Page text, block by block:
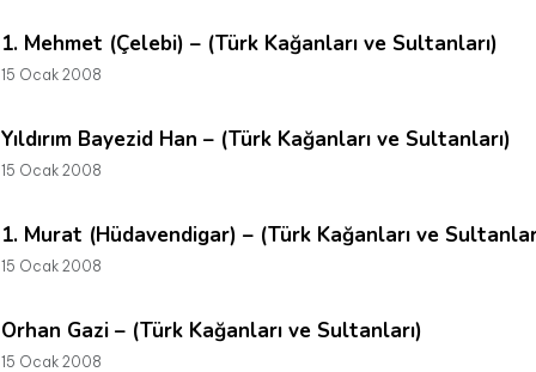
1. Mehmet (Çelebi) – (Türk Kağanları ve Sultanları)
15 Ocak 2008
Yıldırım Bayezid Han – (Türk Kağanları ve Sultanları)
15 Ocak 2008
1. Murat (Hüdavendigar) – (Türk Kağanları ve
15 Ocak 2008
Orhan Gazi – (Türk Kağanları ve Sultanları)
15 Ocak 2008